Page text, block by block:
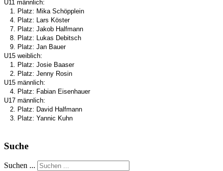
U11 männlich:
1. Platz: Mika Schöpplein
4. Platz: Lars Köster
7. Platz: Jakob Halfmann
8. Platz: Lukas Debitsch
9. Platz: Jan Bauer
U15 weiblich:
1. Platz: Josie Baaser
2. Platz: Jenny Rosin
U15 männlich:
4. Platz: Fabian Eisenhauer
U17 männlich:
2. Platz: David Halfmann
3. Platz: Yannic Kuhn
Suche
Suchen ...